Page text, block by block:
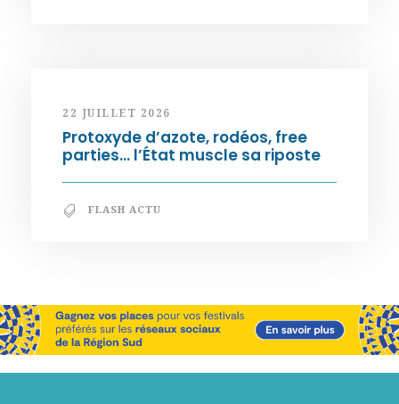
22 JUILLET 2026
Protoxyde d’azote, rodéos, free
parties… l’État muscle sa riposte
FLASH ACTU